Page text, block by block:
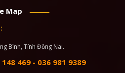
Map
:
Bình, Tỉnh Đồng Nai.
148 469 - 036 981 9389